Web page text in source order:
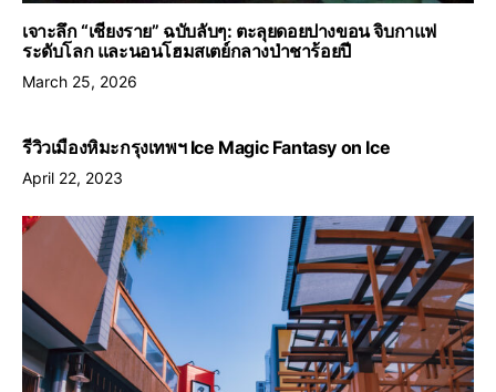
เจาะลึก “เชียงราย” ฉบับลับๆ: ตะลุยดอยปางขอน จิบกาแฟ
ระดับโลก และนอนโฮมสเตย์กลางป่าชาร้อยปี
March 25, 2026
รีวิวเมืองหิมะกรุงเทพฯ Ice Magic Fantasy on Ice
April 22, 2023